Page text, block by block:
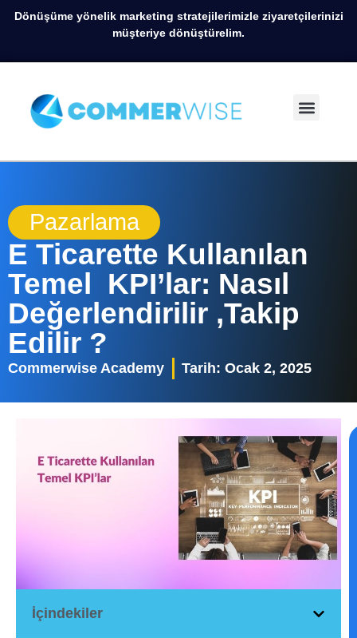
Dönüşüme yönelik marketing stratejilerimizle ziyaretçilerinizi
müşteriye dönüştürelim.
Pazarlama
E Ticarette Kullanılan
Temel KPI’lar: Nasıl
Değerlendirilir ,Takip
Edilir ?
Commerwise Academy Tarih: Ocak 2, 2025
İçindekiler